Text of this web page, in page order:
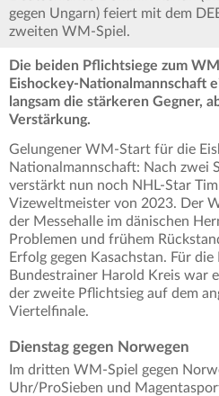
gegen Ungarn) feiert mit dem
zweiten WM-Spiel.
Die beiden Pflichtsiege zum
Eishockey-Nationalmannschaft
langsam die stärkeren Gegner,
Verstärkung.
Gelungener WM-Start für die
Nationalmannschaft: Nach zwei
verstärkt nun noch NHL-Star
Vizeweltmeister von 2023. Der
der Messehalle im dänischen
Problemen und frühem
Erfolg gegen Kasachstan. Für
Bundestrainer Harold Kreis war
der zweite Pflichtsieg auf dem
Viertelfinale.
Dienstag gegen Norwegen
Im dritten WM-Spiel gegen
Uhr/ProSieben und